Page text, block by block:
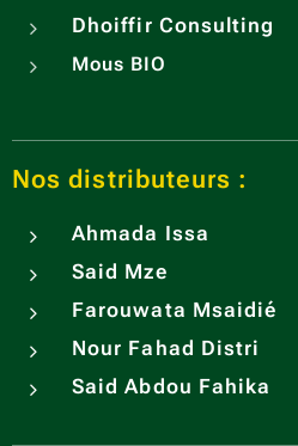
Dhoiffir Consulting
Mous BIO
Nos distributeurs :
Ahmada Issa
Said Mze
Farouwata Msaidié
Nour Fahad Distri
Said Abdou Fahika